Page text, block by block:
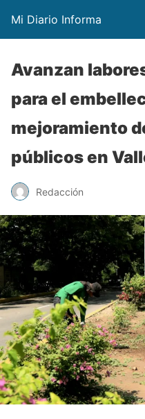
Mi Diario Informa
Avanzan
para el
mejoramiento
públicos en
Redacción